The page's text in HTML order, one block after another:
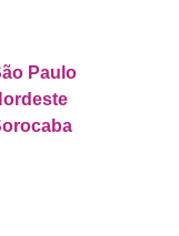
Paulo